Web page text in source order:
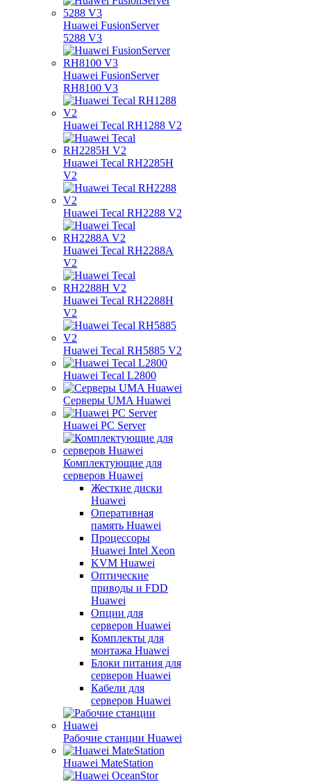
Huawei FusionServer
5288 V3
Huawei FusionServer
RH8100 V3
Huawei Tecal RH1288 V2
Huawei Tecal RH2285H
V2
Huawei Tecal RH2288 V2
Huawei Tecal RH2288A
V2
Huawei Tecal RH2288H
V2
Huawei Tecal RH5885 V2
Huawei Tecal L2800
Серверы UMA Huawei
Huawei PC Server
Комплектующие для
серверов Huawei
Жесткие диски
Huawei
Оперативная
память Huawei
Процессоры
Huawei Intel Xeon
KVM Huawei
Оптические
приводы и FDD
Huawei
Опции для
серверов Huawei
Комплекты для
монтажа Huawei
Блоки питания для
серверов Huawei
Кабели для
серверов Huawei
Рабочие станции Huawei
Huawei MateStation